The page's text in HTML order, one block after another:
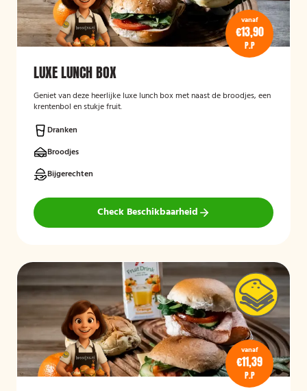
vanaf
€13,90
P.P
LUXE LUNCH BOX
Geniet van deze heerlijke luxe lunch box met naast de broodjes, een
krentenbol en stukje fruit.
Dranken
Broodjes
Bijgerechten
Check Beschikbaarheid
vanaf
€11,39
P.P